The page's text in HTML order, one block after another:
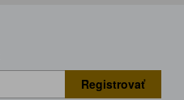
Registrovať